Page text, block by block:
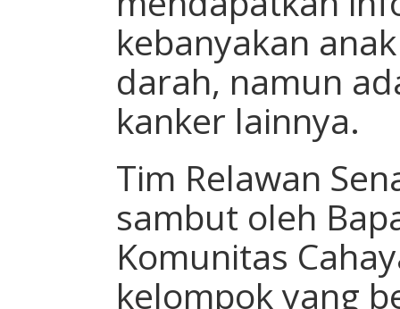
kebanyakan
darah, namun
kanker lainnya.
Tim Relawan
sambut oleh
Komunitas
kelompok yang